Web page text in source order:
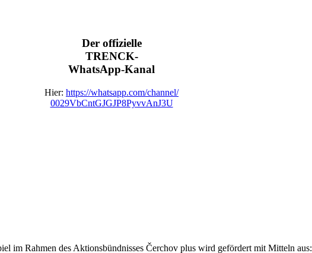
Der offizielle
TRENCK-
WhatsApp-Kanal
Hier: https://whatsapp.com/channel/
0029VbCntGJGJP8PyvvAnJ3U
im Rahmen des Aktionsbündnisses Čerchov plus wird gefördert mit Mitteln aus: